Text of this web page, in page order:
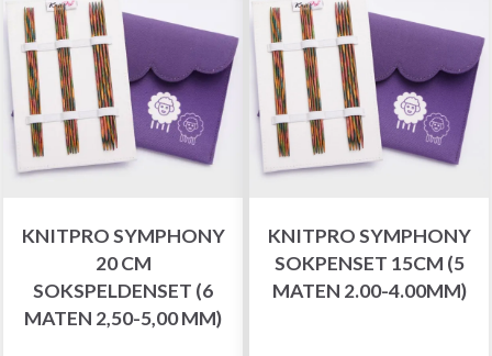
KNITPRO SYMPHONY
20 CM
SOKSPELDENSET (6
MATEN 2,50-5,00 MM)
KNITPRO SYMPHONY
SOKPENSET 15CM (5
MATEN 2.00-4.00MM)